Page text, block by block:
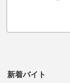
新着バイト